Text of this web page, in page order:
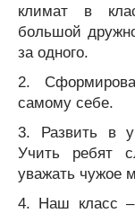
климат в
большой
за одного.
2.
самому себе.
3. Развить в
Учить ребят
уважать чужое
4. Наш класс